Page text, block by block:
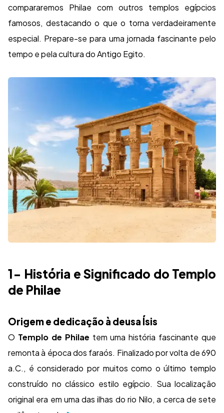
compararemos Philae com outros templos egípcios
famosos, destacando o que o torna verdadeiramente
especial. Prepare-se para uma jornada fascinante pelo
tempo e pela cultura do Antigo Egito.
1- História e Significado do Templo
de Philae
Origem e dedicação à deusa Ísis
O Templo de Philae tem uma história fascinante que
remonta à época dos faraós. Finalizado por volta de 690
a.C., é considerado por muitos como o último templo
construído no clássico estilo egípcio. Sua localização
original era em uma das ilhas do rio Nilo, a cerca de sete